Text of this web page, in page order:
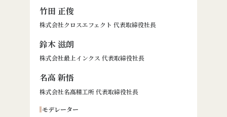
竹田 正俊
株式会社クロスエフェクト 代表取締役社長
鈴木 滋朗
株式会社最上インクス 代表取締役社長
名高 新悟
株式会社名高精工所 代表取締役社長
モデレーター